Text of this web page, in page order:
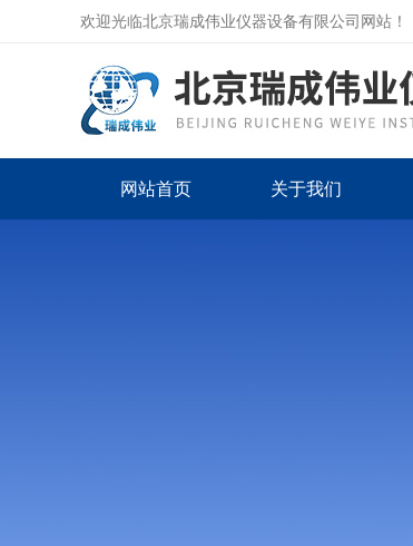
欢迎光临北京瑞成伟业仪器设备有限公司网站！
网站首页 关于我们